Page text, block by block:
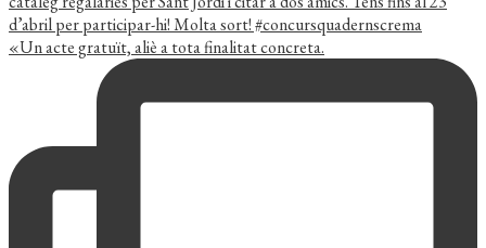
«Un acte gratuït, aliè a tota finalitat concreta.